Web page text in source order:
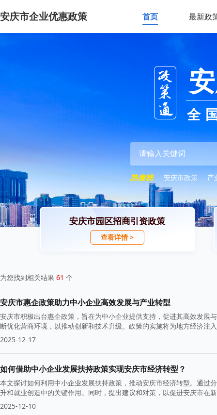
安庆市企业优惠政策 首页 最新政
全
安庆市政策 产
安庆市园区招商引资政策
查看详情 >
为您找到相关结果 61 个
安庆市惠企政策助力中小企业高效发展与产业转型
安庆市积极出台惠企政策，旨在为中小企业提供支持，促进其高效发展
断优化营商环境，以推动创新和技术升级。政策的实施将为地方经济注
2025-12-17
如何借助中小企业发展扶持政策实现安庆市经济转型？
本文探讨如何利用中小企业发展扶持政策，推动安庆市经济转型。通过
升和就业创造中的关键作用。同时，提出建议和对策，以促进安庆市在
2025-12-10